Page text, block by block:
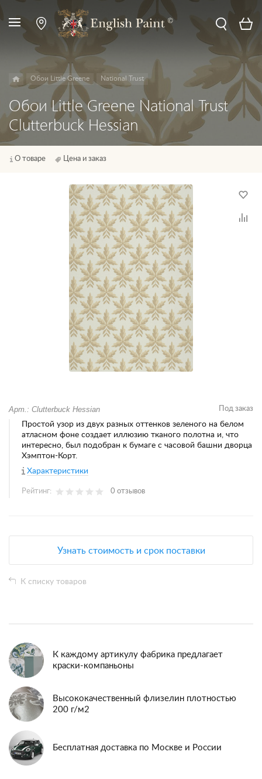
Обои Little Greene National Trust
Обои Little Greene National Trust
Clutterbuck Hessian
О товаре Цена и заказ
Арт.: Clutterbuck Hessian Под заказ
Простой узор из двух разных оттенков зеленого на белом
атласном фоне создает иллюзию тканого полотна и, что
интересно, был подобран к бумаге с часовой башни дворца
Хэмптон-Корт.
Характеристики
Рейтинг: 0 отзывов
Узнать стоимость и срок поставки
К списку товаров
К каждому артикулу фабрика предлагает
краски-компаньоны
Высококачественный флизелин плотностью
200 г/м2
Бесплатная доставка по Москве и России